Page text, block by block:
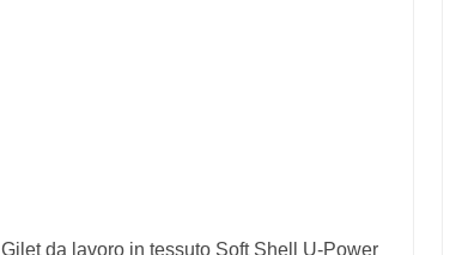
Gilet da lavoro in tessuto Soft Shell U-Power